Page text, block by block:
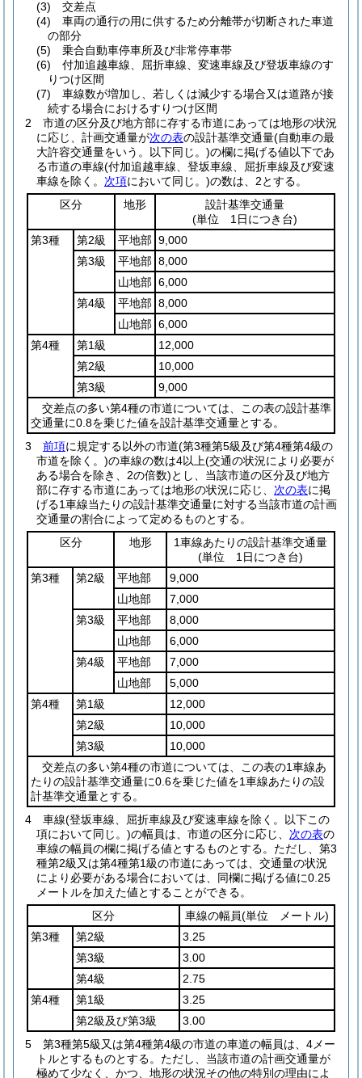
(3)
交差点
(4)
車両の通行の用に供するため分離帯が切断された車道
の部分
(5)
乗合自動車停車所及び非常停車帯
(6)
付加追越車線、屈折車線、変速車線及び登坂車線のす
りつけ区間
(7)
車線数が増加し、若しくは減少する場合又は道路が接
続する場合におけるすりつけ区間
2
市道の区分及び地方部に存する市道にあっては地形の状況
に応じ、計画交通量が次の表の設計基準交通量(自動車の最
大許容交通量をいう。以下同じ。)の欄に掲げる値以下であ
る市道の車線(付加追越車線、登坂車線、屈折車線及び変速
車線を除く。 次項において同じ。)の数は、2とする。
区分
地形
設計基準交通量
(単位 1日につき台)
第3種
第2級 平地部 9,000
第3級
平地部 8,000
山地部 6,000
第4級
平地部 8,000
山地部 6,000
第4種
第1級
12,000
第2級
10,000
第3級
9,000
交差点の多い第4種の市道については、この表の設計基準
交通量に0.8を乗じた値を設計基準交通量とする。
3
前項に規定する以外の市道(第3種第5級及び第4種第4級の
市道を除く。)の車線の数は4以上(交通の状況により必要が
ある場合を除き、2の倍数)とし、当該市道の区分及び地方
部に存する市道にあっては地形の状況に応じ、 次の表に掲
げる1車線当たりの設計基準交通量に対する当該市道の計画
交通量の割合によって定めるものとする。
区分
地形
1車線あたりの設計基準交通量
(単位 1日につき台)
第3種
第2級 平地部
9,000
山地部
7,000
第3級
平地部
8,000
山地部
6,000
第4級
平地部
7,000
山地部
5,000
第4種
第1級
12,000
第2級
10,000
第3級
10,000
交差点の多い第4種の市道については、この表の1車線あ
たりの設計基準交通量に0.6を乗じた値を1車線あたりの設
計基準交通量とする。
4
車線(登坂車線、屈折車線及び変速車線を除く。以下この
項において同じ。)の幅員は、市道の区分に応じ、 次の表の
車線の幅員の欄に掲げる値とするものとする。 ただし、第3
種第2級又は第4種第1級の市道にあっては、交通量の状況
により必要がある場合においては、同欄に掲げる値に0.25
メートルを加えた値とすることができる。
区分
車線の幅員(単位 メートル)
第3種
第2級
3.25
第3級
3.00
第4級
2.75
第4種
第1級
3.25
第2級及び第3級
3.00
5
第3種第5級又は第4種第4級の市道の車道の幅員は、4メー
トルとするものとする。 ただし、当該市道の計画交通量が
極めて少なく、かつ、地形の状況その他の特別の理由によ